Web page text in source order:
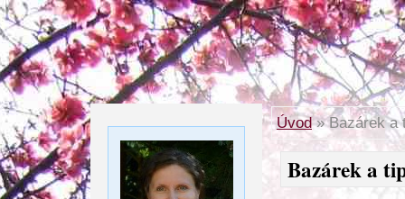
Úvod»Bazárek a
Bazárek a